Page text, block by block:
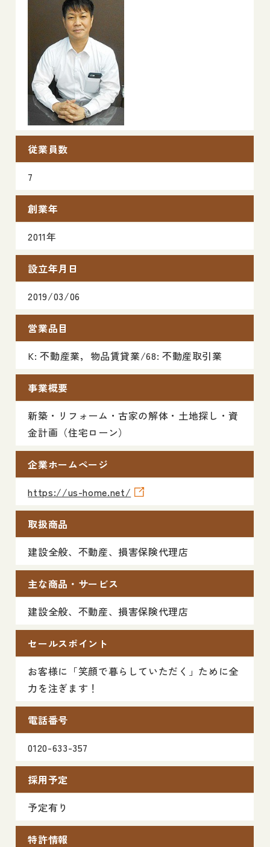
従業員数
7
創業年
2011年
設立年月日
2019/03/06
営業品目
K: 不動産業，物品賃貸業/68: 不動産取引業
事業概要
新築・リフォーム・古家の解体・土地探し・資
金計画（住宅ローン）
企業ホームページ
https://us-home.net/
取扱商品
建設全般、不動産、損害保険代理店
主な商品・サービス
建設全般、不動産、損害保険代理店
セールスポイント
お客様に「笑顔で暮らしていただく」ために全
力を注ぎます！
電話番号
0120-633-357
採用予定
予定有り
特許情報